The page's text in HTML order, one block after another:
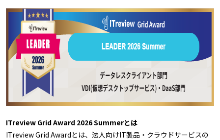
ITreview Grid Award 2026 Summerとは
ITreview Grid Awardとは、法人向けIT製品・クラウドサービスの